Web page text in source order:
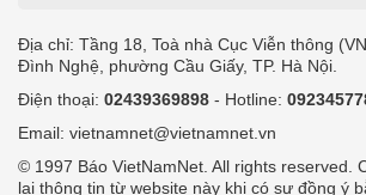
Địa chỉ: Tầng 18, Toà nhà Cục Viễn thông
Đình Nghệ, phường Cầu Giấy, TP. Hà Nội.
Điện thoại: 02439369898 - Hotline:
Email: vietnamnet@vietnamnet.vn
© 1997 Báo VietNamNet. All rights reserved.
lại thông tin từ website này khi có sự đồng ý